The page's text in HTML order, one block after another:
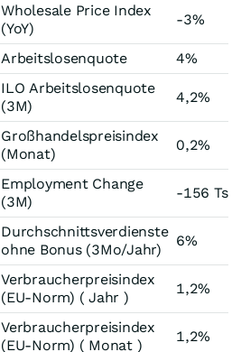
Wholesale Price Index
(YoY)
-3%
Arbeitslosenquote 4%
ILO Arbeitslosenquote
(3M)
4,2%
Großhandelspreisindex
(Monat)
0,2%
Employment Change
(3M)
-156
Durchschnittsverdienste
ohne Bonus (3Mo/Jahr)
6%
Verbraucherpreisindex
(EU-Norm) ( Jahr )
1,2%
Verbraucherpreisindex
(EU-Norm) ( Monat )
1,2%